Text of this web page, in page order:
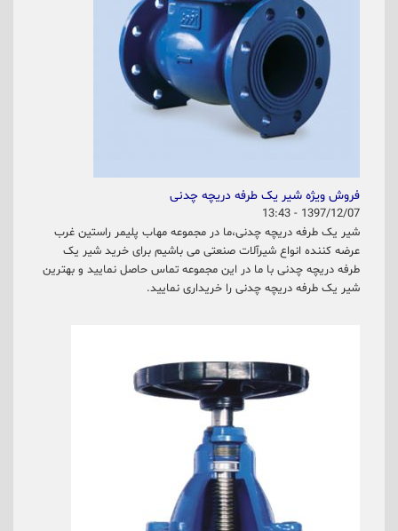
فروش ویژه شیر یک طرفه دریچه چدنی
1397/12/07 - 13:43
شیر یک طرفه دریچه چدنی،ما در مجموعه مهاب پلیمر راستین غرب
عرضه کننده انواع شیرآلات صنعتی می باشیم برای خرید شیر یک
طرفه دریچه چدنی با ما در این مجموعه تماس حاصل نمایید و بهترین
شیر یک طرفه دریچه چدنی را خریداری نمایید.